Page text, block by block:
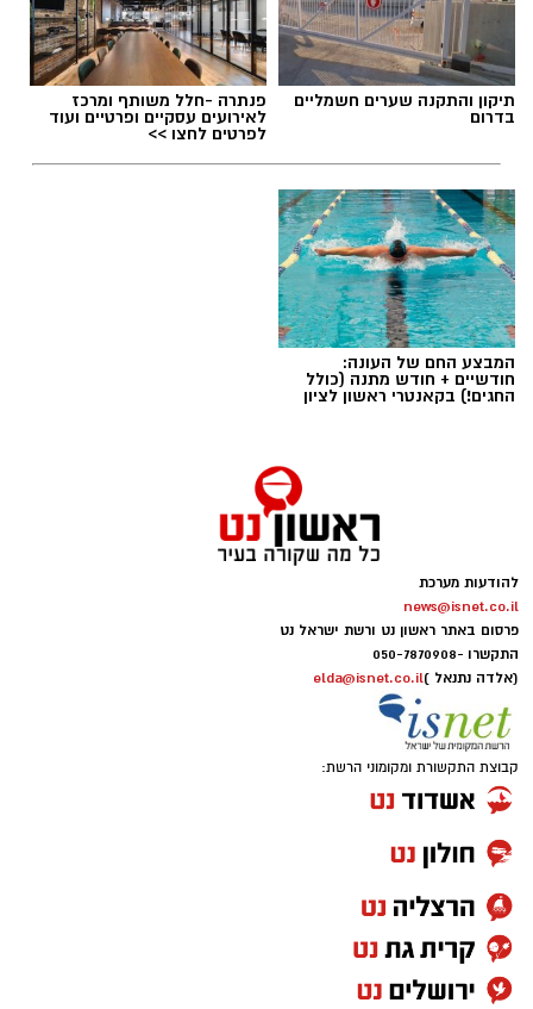
תיקון והתקנה שערים חשמליים
בדרום
פנתרה -חלל משותף ומרכז
לאירועים עסקיים ופרטיים ועוד
לפרטים לחצו >>
המבצע החם של העונה:
חודשיים + חודש מתנה (כולל
החגים!) בקאנטרי ראשון לציון
להודעות מערכת
news@isnet.co.il
פרסום באתר ראשון נט ורשת ישראל נט
התקשרו -050-7870908
(אלדה נתנאל )elda@isnet.co.il
קבוצת התקשורת ומקומוני הרשת: